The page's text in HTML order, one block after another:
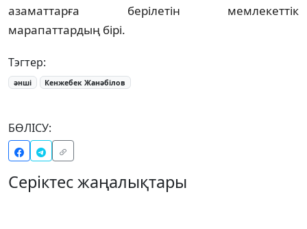
азаматтарға берілетін мемлекеттік
марапаттардың бірі.
Тэгтер:
әнші Кенжебек Жанәбілов
БӨЛІСУ:
Серіктес жаңалықтары